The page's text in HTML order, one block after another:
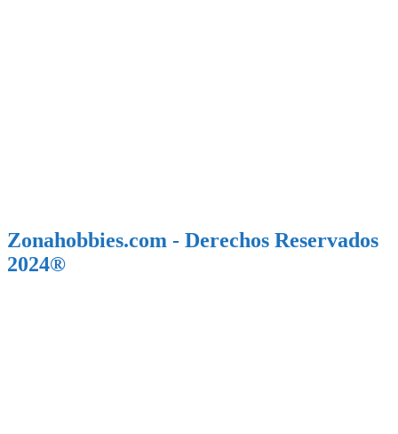
Zonahobbies.com - Derechos Reservados
2024®